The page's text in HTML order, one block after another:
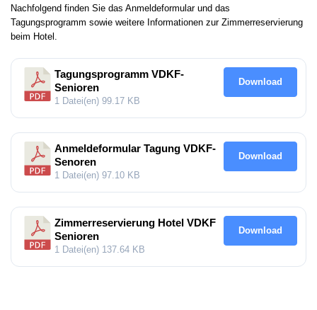
Nachfolgend finden Sie das Anmeldeformular und das
Tagungsprogramm sowie weitere Informationen zur Zimmerreservierung
beim Hotel.
Tagungsprogramm VDKF-
Senioren
1 Datei(en) 99.17 KB
Download
Anmeldeformular Tagung VDKF-
Senoren
1 Datei(en) 97.10 KB
Download
Zimmerreservierung Hotel VDKF
Senioren
1 Datei(en) 137.64 KB
Download